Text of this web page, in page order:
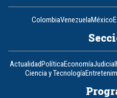
ColombiaVenezuelaMéxico
ActualidadPolíticaEconomíaJudicial
Ciencia y Tecnología